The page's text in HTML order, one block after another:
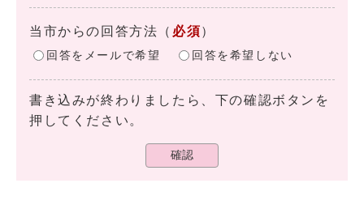
当市からの回答方法 （ 必須）
回答をメールで希望 回答を希望しない
書き込みが終わりましたら、下の確認ボタンを
押してください。
確認